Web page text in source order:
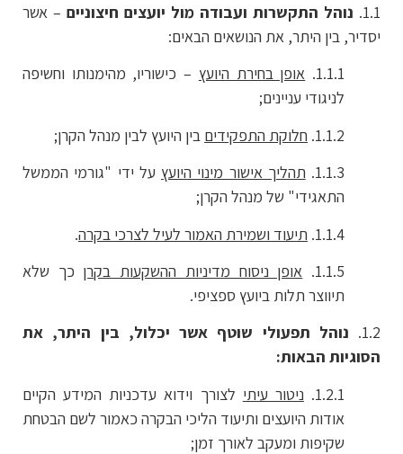
1.1. נוהל התקשרות ועבודה מול יועצים חיצוניים – אשר
יסדיר, בין היתר, את הנושאים הבאים:
1.1.1. אופן בחירת היועץ – כישוריו, מהימנותו וחשיפה
לניגודי עניינים;
1.1.2. חלוקת התפקידים בין היועץ לבין מנהל הקרן;
1.1.3. תהליך אישור מינוי היועץ על ידי "גורמי הממשל
התאגידי" של מנהל הקרן;
1.1.4. תיעוד ושמירת האמור לעיל לצרכי בקרה.
1.1.5.
אופן ניסוח מדיניות ההשקעות בקרן כך שלא
תיווצר תלות ביועץ ספציפי.
1.2.
נוהל תפעולי שוטף אשר יכלול, בין היתר, את
הסוגיות הבאות:
1.2.1.
ניטור עיתי לצורך וידוא עדכניות המידע הקיים
אודות היועצים ותיעוד הליכי הבקרה כאמור לשם הבטחת
שקיפות ומעקב לאורך זמן;